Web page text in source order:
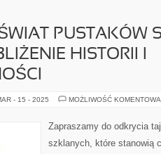
ŚWIAT PUSTAKÓW
HISTORII I
- 15 - 2025 MOŻLIWOŚĆ
Zapraszamy do odkrycia
szklanych, które stanowią